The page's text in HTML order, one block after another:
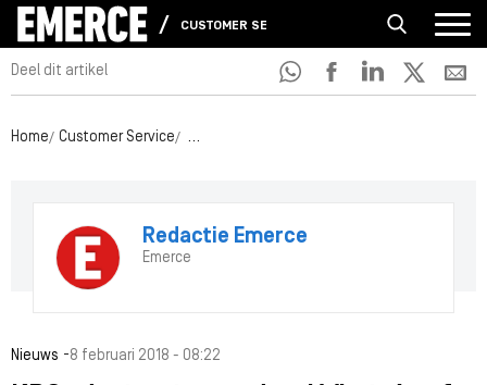
CUSTOMER SERVICE
Deel dit artikel
Home Customer Service KBC adopteert razendsnel WhatsApp for
Redactie Emerce
Emerce
Nieuws -8 februari 2018 - 08:22